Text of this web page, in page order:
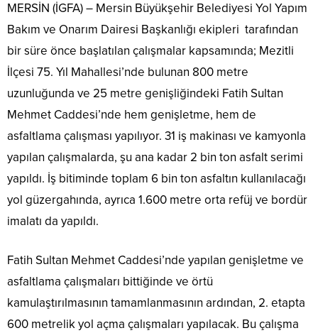
MERSİN (İGFA) – Mersin Büyükşehir Belediyesi Yol Yapım
Bakım ve Onarım Dairesi Başkanlığı ekipleri tarafından
bir süre önce başlatılan çalışmalar kapsamında; Mezitli
İlçesi 75. Yıl Mahallesi’nde bulunan 800 metre
uzunluğunda ve 25 metre genişliğindeki Fatih Sultan
Mehmet Caddesi’nde hem genişletme, hem de
asfaltlama çalışması yapılıyor. 31 iş makinası ve kamyonla
yapılan çalışmalarda, şu ana kadar 2 bin ton asfalt serimi
yapıldı. İş bitiminde toplam 6 bin ton asfaltın kullanılacağı
yol güzergahında, ayrıca 1.600 metre orta refüj ve bordür
imalatı da yapıldı.
Fatih Sultan Mehmet Caddesi’nde yapılan genişletme ve
asfaltlama çalışmaları bittiğinde ve örtü
kamulaştırılmasının tamamlanmasının ardından, 2. etapta
600 metrelik yol açma çalışmaları yapılacak. Bu çalışma